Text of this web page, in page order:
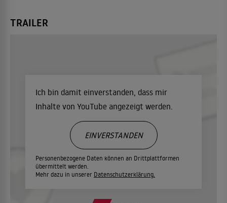
TRAILER
Ich bin damit einverstanden, dass mir
Inhalte von YouTube angezeigt werden.
Personenbezogene Daten können an Drittplattformen
übermittelt werden.
Mehr dazu in unserer Datenschutzerklärung.
EINVERSTANDEN